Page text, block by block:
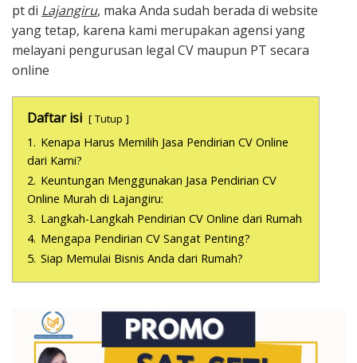
pt di Lajangiru, maka Anda sudah berada di website
yang tetap, karena kami merupakan agensi yang
melayani pengurusan legal CV maupun PT secara
online
Daftar isi Tutup
1. Kenapa Harus Memilih Jasa Pendirian CV Online
dari Kami?
2. Keuntungan Menggunakan Jasa Pendirian CV
Online Murah di Lajangiru:
3. Langkah-Langkah Pendirian CV Online dari Rumah
4. Mengapa Pendirian CV Sangat Penting?
5. Siap Memulai Bisnis Anda dari Rumah?